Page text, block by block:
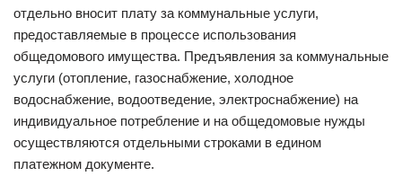
отдельно вносит плату за коммунальные услуги,
предоставляемые в процессе использования
общедомового имущества. Предъявления за коммунальные
услуги (отопление, газоснабжение, холодное
водоснабжение, водоотведение, электроснабжение) на
индивидуальное потребление и на общедомовые нужды
осуществляются отдельными строками в едином
платежном документе.